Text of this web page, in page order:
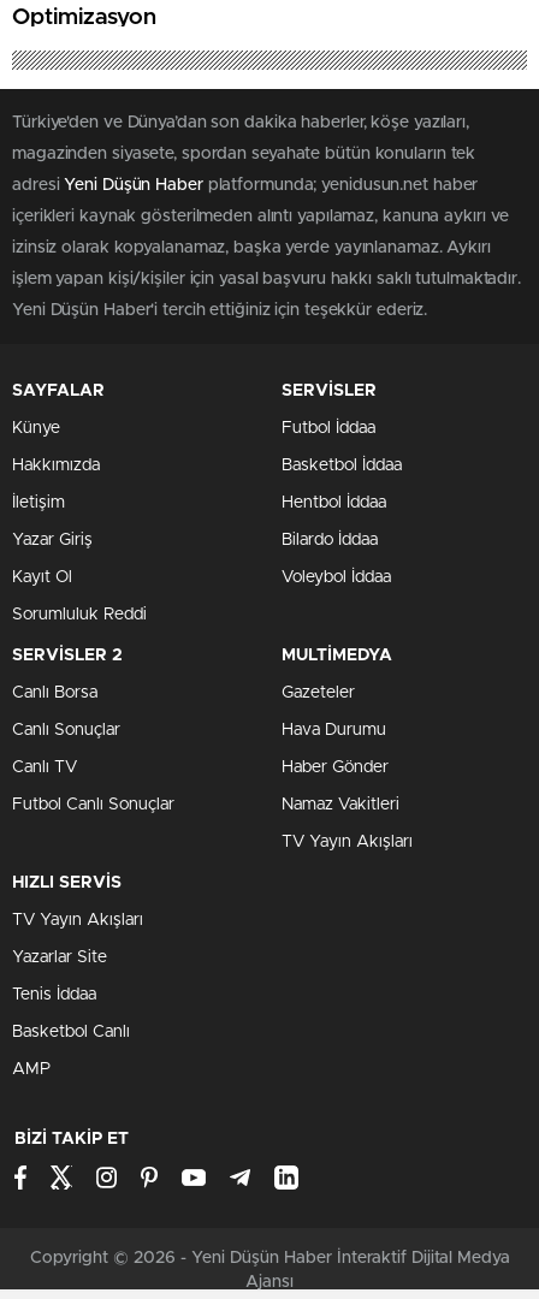
Optimizasyon
Türkiye'den ve Dünya’dan son dakika haberler, köşe yazıları,
magazinden siyasete, spordan seyahate bütün konuların tek
adresiYeni Düşün Haberplatformunda; yenidusun.net haber
içerikleri kaynak gösterilmeden alıntı yapılamaz, kanuna aykırı ve
izinsiz olarak kopyalanamaz, başka yerde yayınlanamaz. Aykırı
işlem yapan kişi/kişiler için yasal başvuru hakkı saklı tutulmaktadır.
Yeni Düşün Haber'i tercih ettiğiniz için teşekkür ederiz.
SAYFALAR
Künye
Hakkımızda
İletişim
Yazar Giriş
Kayıt Ol
Sorumluluk Reddi
SERVİSLER
Futbol İddaa
Basketbol İddaa
Hentbol İddaa
Bilardo İddaa
Voleybol İddaa
SERVİSLER 2
Canlı Borsa
Canlı Sonuçlar
Canlı TV
Futbol Canlı Sonuçlar
MULTİMEDYA
Gazeteler
Hava Durumu
Haber Gönder
Namaz Vakitleri
TV Yayın Akışları
HIZLI SERVİS
TV Yayın Akışları
Yazarlar Site
Tenis İddaa
Basketbol Canlı
AMP
BİZİ TAKİP ET
Copyright © 2026 - Yeni Düşün Haber İnteraktif Dijital Medya
Ajansı